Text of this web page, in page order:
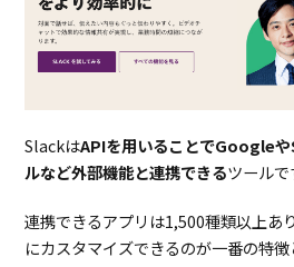
SlackはAPIを用いることでGoogle
ルなど外部機能と連携できるツールで
連携できるアプリは1,500種類以上あ
にカスタマイズできるのが一番の特徴